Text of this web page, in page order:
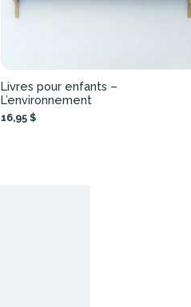
Livres pour enfants –
L’environnement
16,95 $